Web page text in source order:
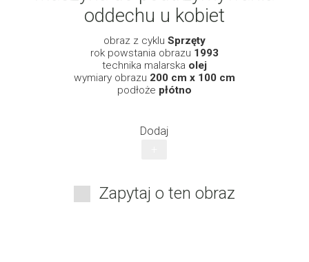
oddechu u kobiet
obraz z cyklu Sprzęty
rok powstania obrazu 1993
technika malarska olej
wymiary obrazu 200 cm x 100 cm
podłoże płótno
Dodaj
Zapytaj o ten obraz